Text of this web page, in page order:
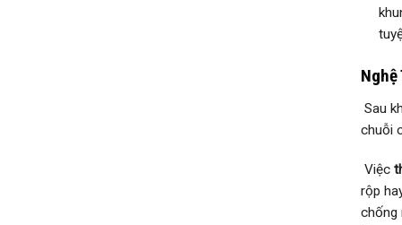
Sau
chuỗi
Việc
rộp
chống